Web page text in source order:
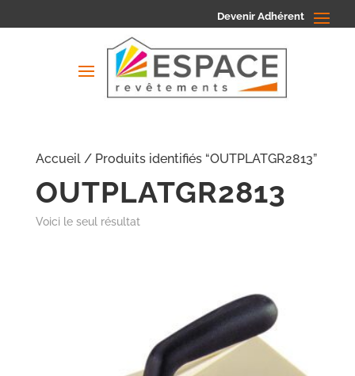
Devenir Adhérent
Accueil/ Produits identifiés “OUTPLATGR2813”
OUTPLATGR2813
Voici le seul résultat